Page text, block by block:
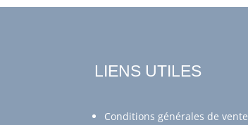
LIENS UTILES
Conditions générales de vente